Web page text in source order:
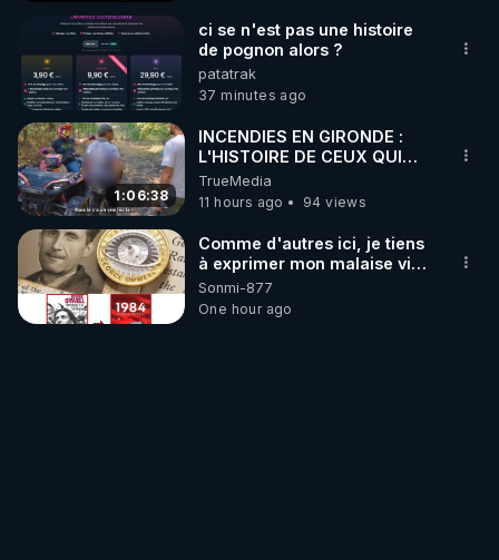
Odysee, et Tik-Tok", je vous
mettrai les liens en
commentaires. Bisous la
famille.
ci se n'est pas une histoire
de pognon alors ?
patatrak
37 minutes ago
1:06:38
INCENDIES EN GIRONDE :
L'HISTOIRE DE CEUX QUI
SONT RESTÉS
TrueMedia
11 hours ago
94 views
Comme d'autres ici, je tiens
à exprimer mon malaise vis-
à-vis des choix de l'équipe
CrowdBunker quant à
l'évolution de la plateforme.
Sonmi-877
One hour ago